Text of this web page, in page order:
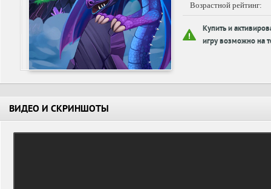
Возрастной рейтинг:
Купить и
игру возможно на
ВИДЕО И СКРИНШОТЫ